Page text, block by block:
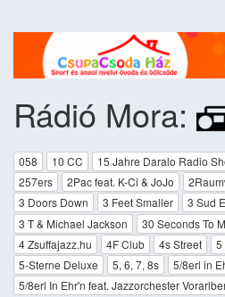
Rádió Mora:
058 10 CC 15 Jahre Daralo Radio
257ers
2Pac feat. K-Ci & JoJo
3 Doors Down
3 Feet Smaller 3 Sud
3 T & Michael Jackson
30 Seconds To
4 Zsuffajazz.hu
4F Club 4s Street
5
5-Sterne Deluxe
5, 6, 7, 8s
5/8erl in
5/8erl In Ehr'n feat. Jazzorchester